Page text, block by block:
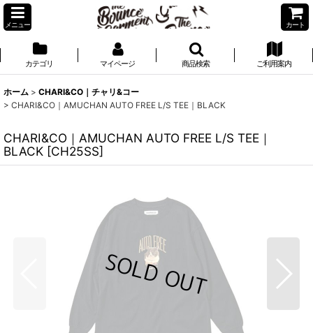
メニュー カート
カテゴリ マイページ 商品検索 ご利用案内
ホーム > CHARI&CO｜チャリ&コー
> CHARI&CO｜AMUCHAN AUTO FREE L/S TEE｜BLACK
CHARI&CO｜AMUCHAN AUTO FREE L/S TEE｜
BLACK [CH25SS]